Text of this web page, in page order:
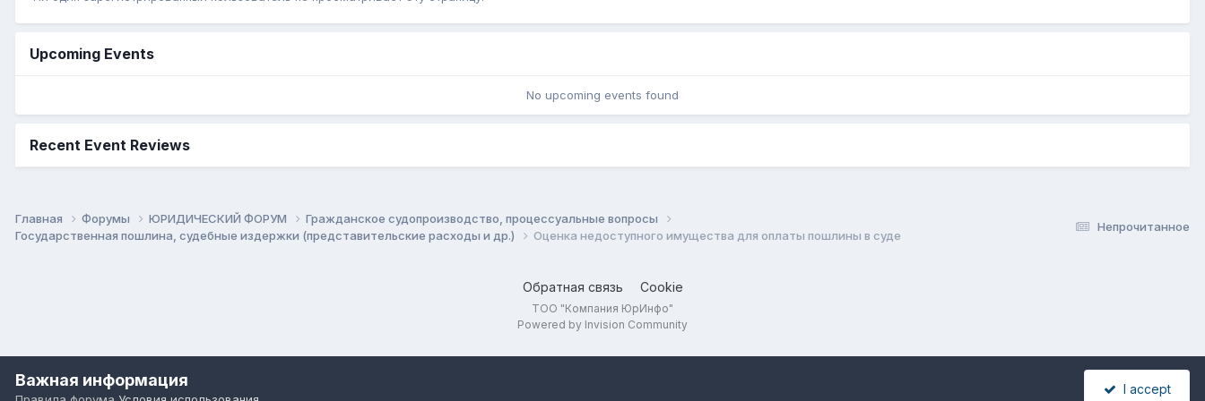
Upcoming Events
No upcoming events found
Recent Event Reviews
Непрочитанное
Главная Форумы ЮРИДИЧЕСКИЙ ФОРУМ
Гражданское судопроизводство, процессуальные вопросы
Государственная пошлина, судебные издержки (представительские расходы и др.)
Оценка недоступного имущества для оплаты пошлины в суде
Обратная связь Cookie
ТОО "Компания ЮрИнфо"
Powered by Invision Community
Важная информация I accept